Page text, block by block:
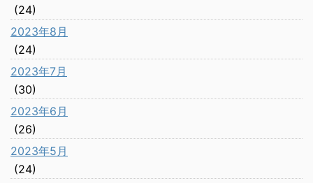
(24)
2023年8月
(24)
2023年7月
(30)
2023年6月
(26)
2023年5月
(24)